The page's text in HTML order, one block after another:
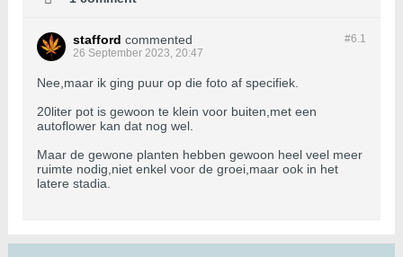
#6.1
stafford commented
26 September 2023, 20:47
Nee,maar ik ging puur op die foto af specifiek.
20liter pot is gewoon te klein voor buiten,met een
autoflower kan dat nog wel.
Maar de gewone planten hebben gewoon heel veel meer
ruimte nodig,niet enkel voor de groei,maar ook in het
latere stadia.